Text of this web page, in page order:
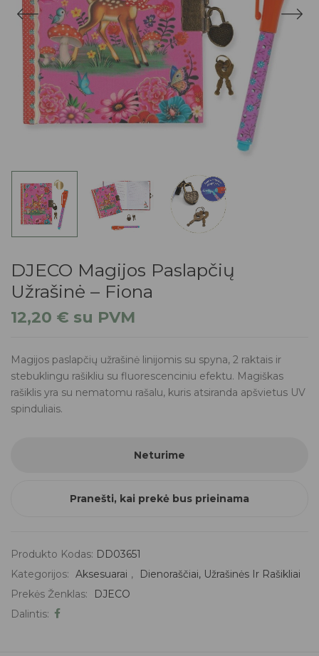
DJECO Magijos Paslapčių
Užrašinė – Fiona
12,20 € su PVM
Magijos paslapčių užrašinė linijomis su spyna, 2 raktais ir
stebuklingu rašikliu su fluorescenciniu efektu. Magiškas
rašiklis yra su nematomu rašalu, kuris atsiranda apšvietus UV
spinduliais.
Neturime
Pranešti, kai prekė bus prieinama
Produkto Kodas: DD03651
Kategorijos: Aksesuarai ,
Dienoraščiai, Užrašinės Ir Rašikliai
Prekės Ženklas:
DJECO
Dalintis: